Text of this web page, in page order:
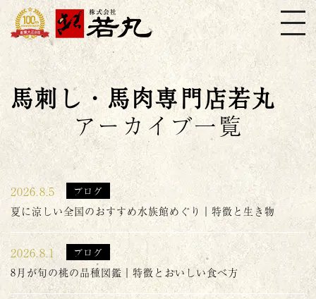
株式会社若丸
馬刺し・馬肉専門店若丸
アーカイブ一覧
2026.8.5 ブログ
夏に涼しい全国のおすすめ水族館めぐり｜特徴と生き物
2026.8.1 ブログ
8月が旬の桃の品種図鑑｜特徴とおいしい食べ方